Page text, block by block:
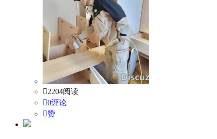
2204阅读
0评论
赞